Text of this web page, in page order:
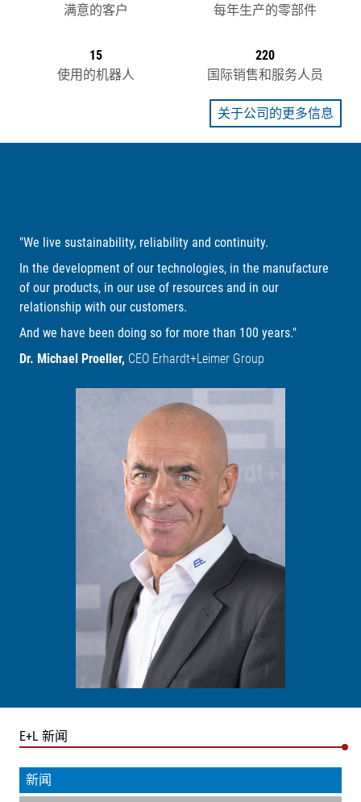
满意的客户 每年生产的零部件
15
使用的机器人
220
国际销售和服务人员
关于公司的更多信息
"We live sustainability, reliability and continuity.
In the development of our technologies, in the manufacture
of our products, in our use of resources and in our
relationship with our customers.
And we have been doing so for more than 100 years."
Dr. Michael Proeller, CEO Erhardt+Leimer Group
E+L 新闻
新闻